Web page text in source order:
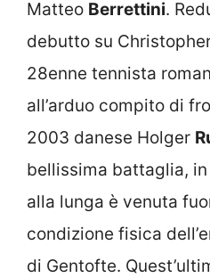
Matteo Berrettini.
debutto su Christopher
28enne tennista
all’arduo compito di
2003 danese Holger
bellissima battaglia,
alla lunga è venuta
condizione fisica
di Gentofte.